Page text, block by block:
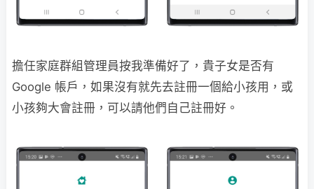
擔任家庭群組管理員按我準備好了，貴子女是否有
Google 帳戶，如果沒有就先去註冊一個給小孩用，或
小孩夠大會註冊，可以請他們自己註冊好。